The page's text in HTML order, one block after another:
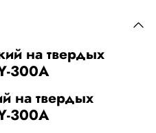
на твердых
300A